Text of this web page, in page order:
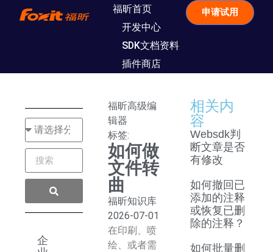
福昕首页
开发中心
SDK文档资料
插件商店
申请试用
企
福昕高级编
辑器
标签:
如何做
文件转
曲
福昕知识库
2026-07-01
在印刷、喷
绘、或者需
相关内
容
Websdk判
断文章是否
有修改
如何撤回已
添加的注释
或恢复已删
除的注释？
如何批量删